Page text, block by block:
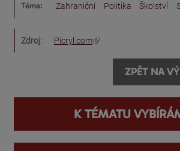
Téma: Zahraniční Politika Školství
Zdroj: Picryl.com
(odkaz je externí)
ZPĚT NA
K TÉMATU